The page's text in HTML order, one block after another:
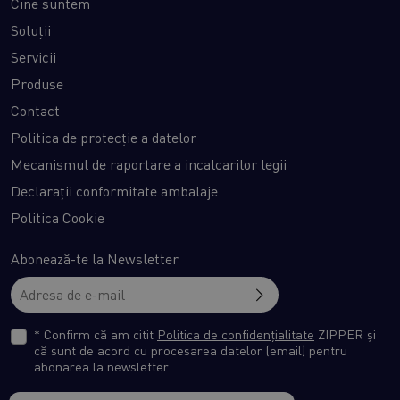
Cine suntem
Soluții
Servicii
Produse
Contact
Politica de protecție a datelor
Mecanismul de raportare a incalcarilor legii
Declarații conformitate ambalaje
Politica Cookie
Abonează-te la Newsletter
* Confirm că am citit Politica de confidențialitate ZIPPER și
că sunt de acord cu procesarea datelor (email) pentru
abonarea la newsletter.